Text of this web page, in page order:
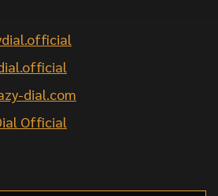
dial.com
Official